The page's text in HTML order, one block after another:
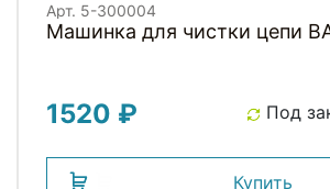
Арт. 5-300004
Машинка для чистки цепи
1520 ₽ Под
Купить